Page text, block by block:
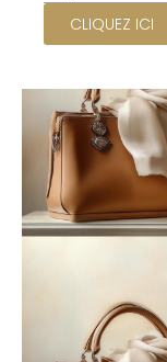
CLIQUEZ ICI